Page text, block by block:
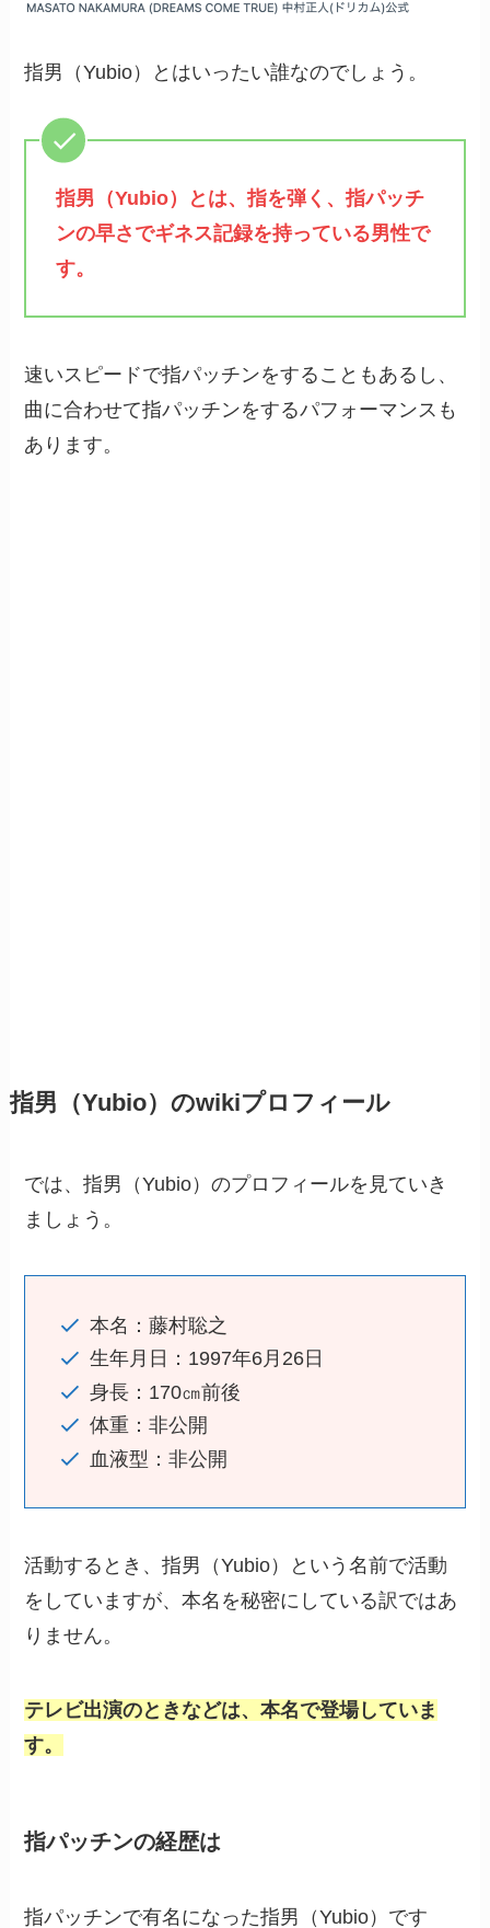
指男（Yubio）とはいったい誰なのでしょう。
指男（Yubio）とは、指を弾く、指パッチ
ンの早さでギネス記録を持っている男性で
す。
速いスピードで指パッチンをすることもあるし、
曲に合わせて指パッチンをするパフォーマンスも
あります。
指男（Yubio）のwikiプロフィール
では、指男（Yubio）のプロフィールを見ていき
ましょう。
本名：藤村聡之
生年月日：1997年6月26日
身長：170㎝前後
体重：非公開
血液型：非公開
活動するとき、指男（Yubio）という名前で活動
をしていますが、本名を秘密にしている訳ではあ
りません。
テレビ出演のときなどは、本名で登場していま
す。
指パッチンの経歴は
指パッチンで有名になった指男（Yubio）です